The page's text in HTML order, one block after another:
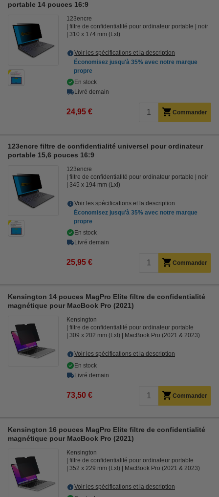
portable 14 pouces 16:9
123encre
filtre de confidentialité pour ordinateur portable
noir
310 x 174 mm (Lxl)
Voir les spécifications et la description
Économisez jusqu'à 35% avec notre marque
propre
En stock
Livré demain
24,95 € Commander
123encre filtre de confidentialité universel pour ordinateur
portable 15,6 pouces 16:9
123encre
filtre de confidentialité pour ordinateur portable
noir
345 x 194 mm (Lxl)
Voir les spécifications et la description
Économisez jusqu'à 35% avec notre marque
propre
En stock
Livré demain
25,95 € Commander
Kensington 14 pouces MagPro Elite filtre de confidentialité
magnétique pour MacBook Pro (2021)
Kensington
filtre de confidentialité pour ordinateur portable
309 x 202 mm (Lxl)
MacBook Pro (2021 & 2023)
Voir les spécifications et la description
En stock
Livré demain
73,50 € Commander
Kensington 16 pouces MagPro Elite filtre de confidentialité
magnétique pour MacBook Pro (2021)
Kensington
filtre de confidentialité pour ordinateur portable
352 x 229 mm (Lxl)
MacBook Pro (2021 & 2023)
Voir les spécifications et la description